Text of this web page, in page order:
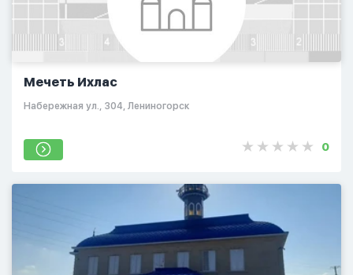
Мечеть Ихлас
Набережная ул., 304, Лениногорск
0